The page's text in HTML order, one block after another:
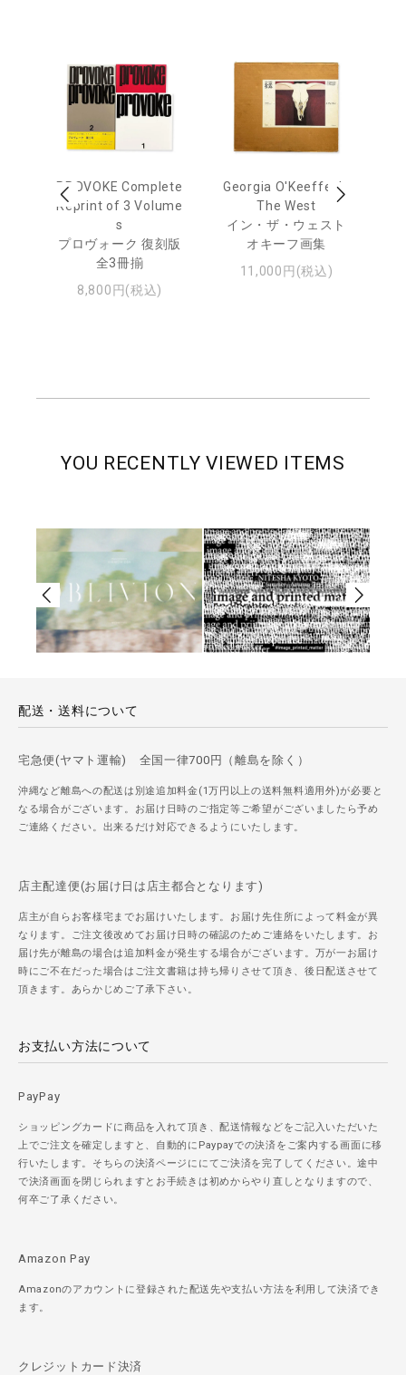
PROVOKE Complete
Reprint of 3 Volume
s
プロヴォーク 復刻版
全3冊揃
8,800円(税込)
Georgia O'Keeffe: In
The West
イン・ザ・ウェスト
オキーフ画集
11,000円(税込)
YOU RECENTLY VIEWED ITEMS
配送・送料について
宅急便(ヤマト運輸) 全国一律700円（離島を除く）
沖縄など離島への配送は別途追加料金(1万円以上の送料無料適用外)が必要と
なる場合がございます。お届け日時のご指定等ご希望がございましたら予め
ご連絡ください。出来るだけ対応できるようにいたします。
店主配達便(お届け日は店主都合となります)
店主が自らお客様宅までお届けいたします。お届け先住所によって料金が異
なります。ご注文後改めてお届け日時の確認のためご連絡をいたします。お
届け先が離島の場合は追加料金が発生する場合がございます。万が一お届け
時にご不在だった場合はご注文書籍は持ち帰りさせて頂き、後日配送させて
頂きます。あらかじめご了承下さい。
お支払い方法について
PayPay
ショッピングカードに商品を入れて頂き、配送情報などをご記入いただいた
上でご注文を確定しますと、自動的にPaypayでの決済をご案内する画面に移
行いたします。そちらの決済ページににてご決済を完了してください。途中
で決済画面を閉じられますとお手続きは初めからやり直しとなりますので、
何卒ご了承ください。
Amazon Pay
Amazonのアカウントに登録された配送先や支払い方法を利用して決済でき
ます。
クレジットカード決済